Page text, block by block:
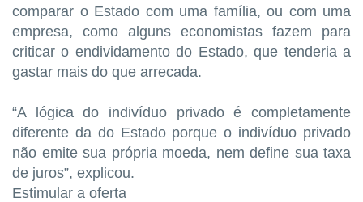
comparar o Estado com uma família, ou com uma
empresa, como alguns economistas fazem para
criticar o endividamento do Estado, que tenderia a
gastar mais do que arrecada.
“A lógica do indivíduo privado é completamente
diferente da do Estado porque o indivíduo privado
não emite sua própria moeda, nem define sua taxa
de juros”, explicou.
Estimular a oferta